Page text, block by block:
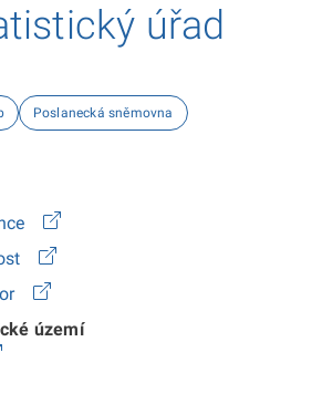
úřad
Poslanecká sněmovna
území